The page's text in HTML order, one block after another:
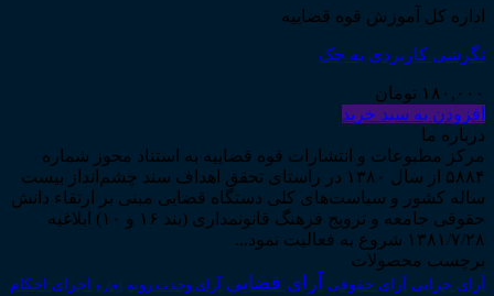
اداره کل آموزش قوه قضاییه
نگرشی کاربردی به چک
۱۸۰,۰۰۰ تومان
افزودن به سبد خرید
درباره ما
مرکز مطبوعات و انتشارات قوه قضاییه به استناد مجوز شماره
۵۸۸۴ از سال ۱۳۸۰ در راستای تحقق اهداف سند چشم‌انداز بیست
ساله کشور و سیاست‌های کلی دستگاه قضایی مبنی بر ارتقاء دانش
حقوقی جامعه و ترویج فرهنگ قانونمداری (بند ۱۶ و ۱۰) ابلاغیه
۱۳۸۱/۷/۲۸ شروع به فعالیت نمود...
برچسب محصولات
آرای جزایی آرای حقوقی آرای قضایی آرای وحدت رویه اجاره اجرای احکام